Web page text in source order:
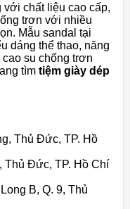
với chất liệu cao cấp,
trơn với nhiều
Mẫu sandal tại
dáng thể thao, năng
su chống trơn
tìm tiệm giày dép
Thủ Đức, TP. Hồ
Thủ Đức, TP. Hồ Chí
B, Q. 9, Thủ